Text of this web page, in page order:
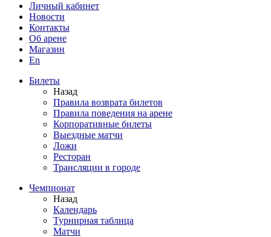
Личный кабинет
Новости
Контакты
Об арене
Магазин
En
Билеты
Назад
Правила возврата билетов
Правила поведения на арене
Корпоративные билеты
Выездные матчи
Ложи
Ресторан
Трансляции в городе
Чемпионат
Назад
Календарь
Турнирная таблица
Матчи